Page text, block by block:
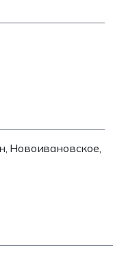
Новоивановское,